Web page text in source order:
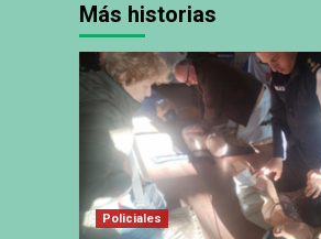
Más historias
Policiales